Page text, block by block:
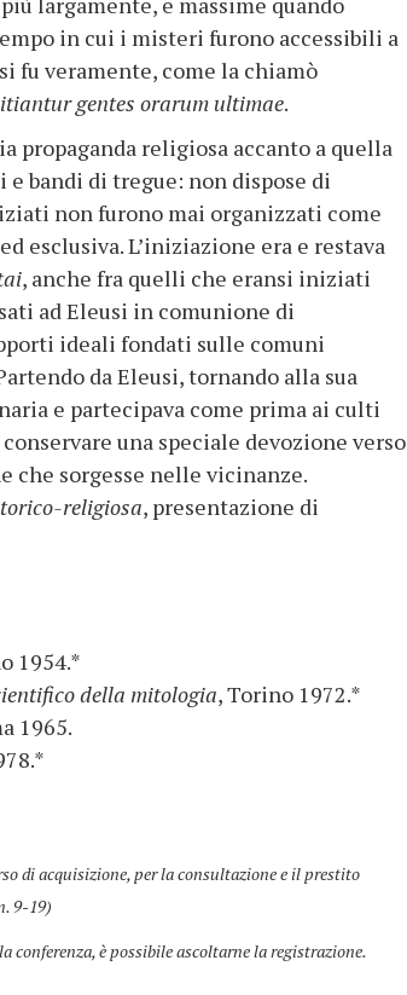
in cui i misteri furono accessibili a
fu veramente, come la chiamò
gentes orarum ultimae.
propaganda religiosa accanto a quella
bandi di tregue: non dispose di
non furono mai organizzati come
esclusiva. L’iniziazione era e restava
, anche fra quelli che eransi iniziati
ad Eleusi in comunione di
ideali fondati sulle comuni
da Eleusi, tornando alla sua
e partecipava come prima ai culti
una speciale devozione verso
che sorgesse nelle vicinanze.
religiosa, presentazione di
1954.*
della mitologia, Torino 1972.*
1965.
di acquisizione, per la consultazione e il prestito
9-19)
conferenza, è possibile ascoltarne la registrazione.